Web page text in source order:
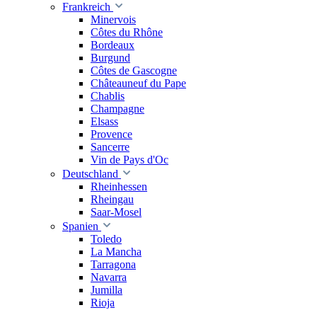
Frankreich
Minervois
Côtes du Rhône
Bordeaux
Burgund
Côtes de Gascogne
Châteauneuf du Pape
Chablis
Champagne
Elsass
Provence
Sancerre
Vin de Pays d'Oc
Deutschland
Rheinhessen
Rheingau
Saar-Mosel
Spanien
Toledo
La Mancha
Tarragona
Navarra
Jumilla
Rioja